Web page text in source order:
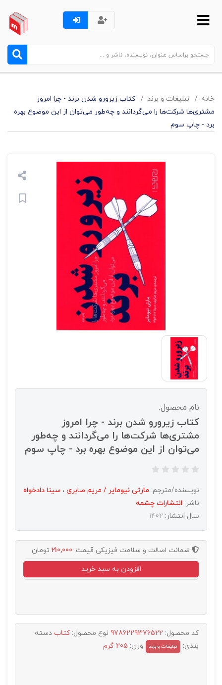
خانه تبليغات و برند
کتاب زیرورو شدن برند - چرا امروز
مشتری‌ها شرکت‌ها را می‌گردانند و چه‌طور می‌توان از این موضوع بهره
برد - چاپ سوم
نام محصول:
کتاب زیرورو شدن برند - چرا امروز
مشتری‌ها شرکت‌ها را می‌گردانند و چه‌طور
می‌توان از این موضوع بهره برد - چاپ سوم
نویسنده/مترجم: مارتی نیومایر / مریم صابری ، سینا دادخواه
ناشر: انتشارات چشمه
سال انتشار: 1402
ضمانت اصالت و سلامت فیزیکی قیمت: 210,000 تومان
افزودن به سبد خرید
کد محصول: 9786229376522 نوع محصول:کتاب دسته
بندی:
تبليغات و برند وزن: 205 گرم